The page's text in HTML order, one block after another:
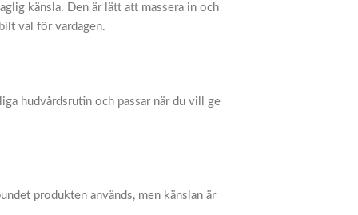
känsla. Den är lätt att massera in och
val för vardagen.
hudvårdsrutin och passar när du vill ge
produkten används, men känslan är